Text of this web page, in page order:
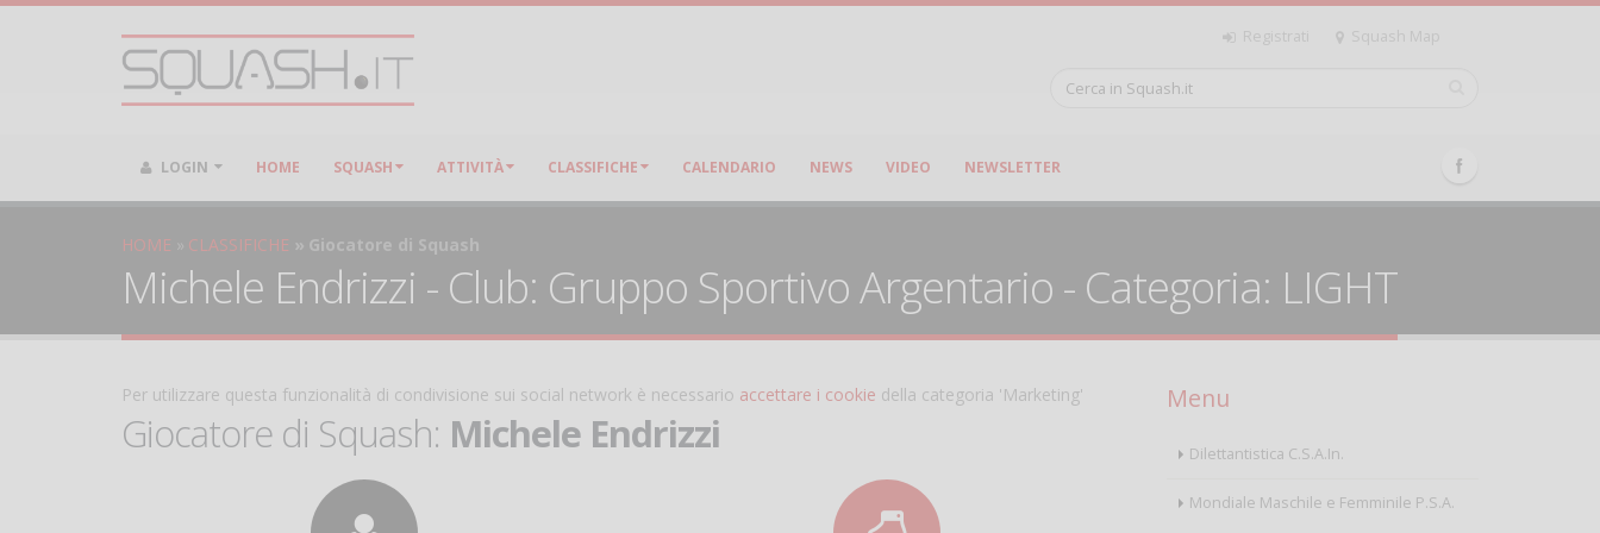
Registrati Squash Map
LOGIN HOME SQUASH ATTIVITÀ CLASSIFICHE CALENDARIO NEWS VIDEO NEWSLETTER
HOME CLASSIFICHE Giocatore di Squash
Michele Endrizzi - Club: Gruppo Sportivo Argentario - Categoria: LIGHT
Per utilizzare questa funzionalità di condivisione sui social network è necessario accettare i cookie della categoria 'Marketing'
Giocatore di Squash: Michele Endrizzi
Menu
Dilettantistica C.S.A.In.
Mondiale Maschile e Femminile P.S.A.